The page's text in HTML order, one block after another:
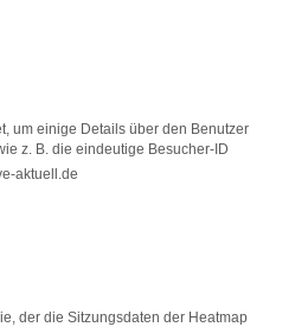
um einige Details über den Benutzer
z. B. die eindeutige Besucher-ID
aktuell.de
der die Sitzungsdaten der Heatmap